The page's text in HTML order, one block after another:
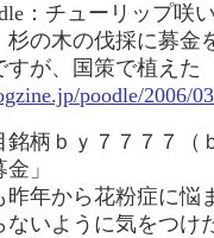
：チューリップ咲
杉の木の伐採に募金
すが、国策で植えた
poodle/2006/
銘柄ｂｙ７７７７（
」
昨年から花粉症に悩
ないように気をつけ